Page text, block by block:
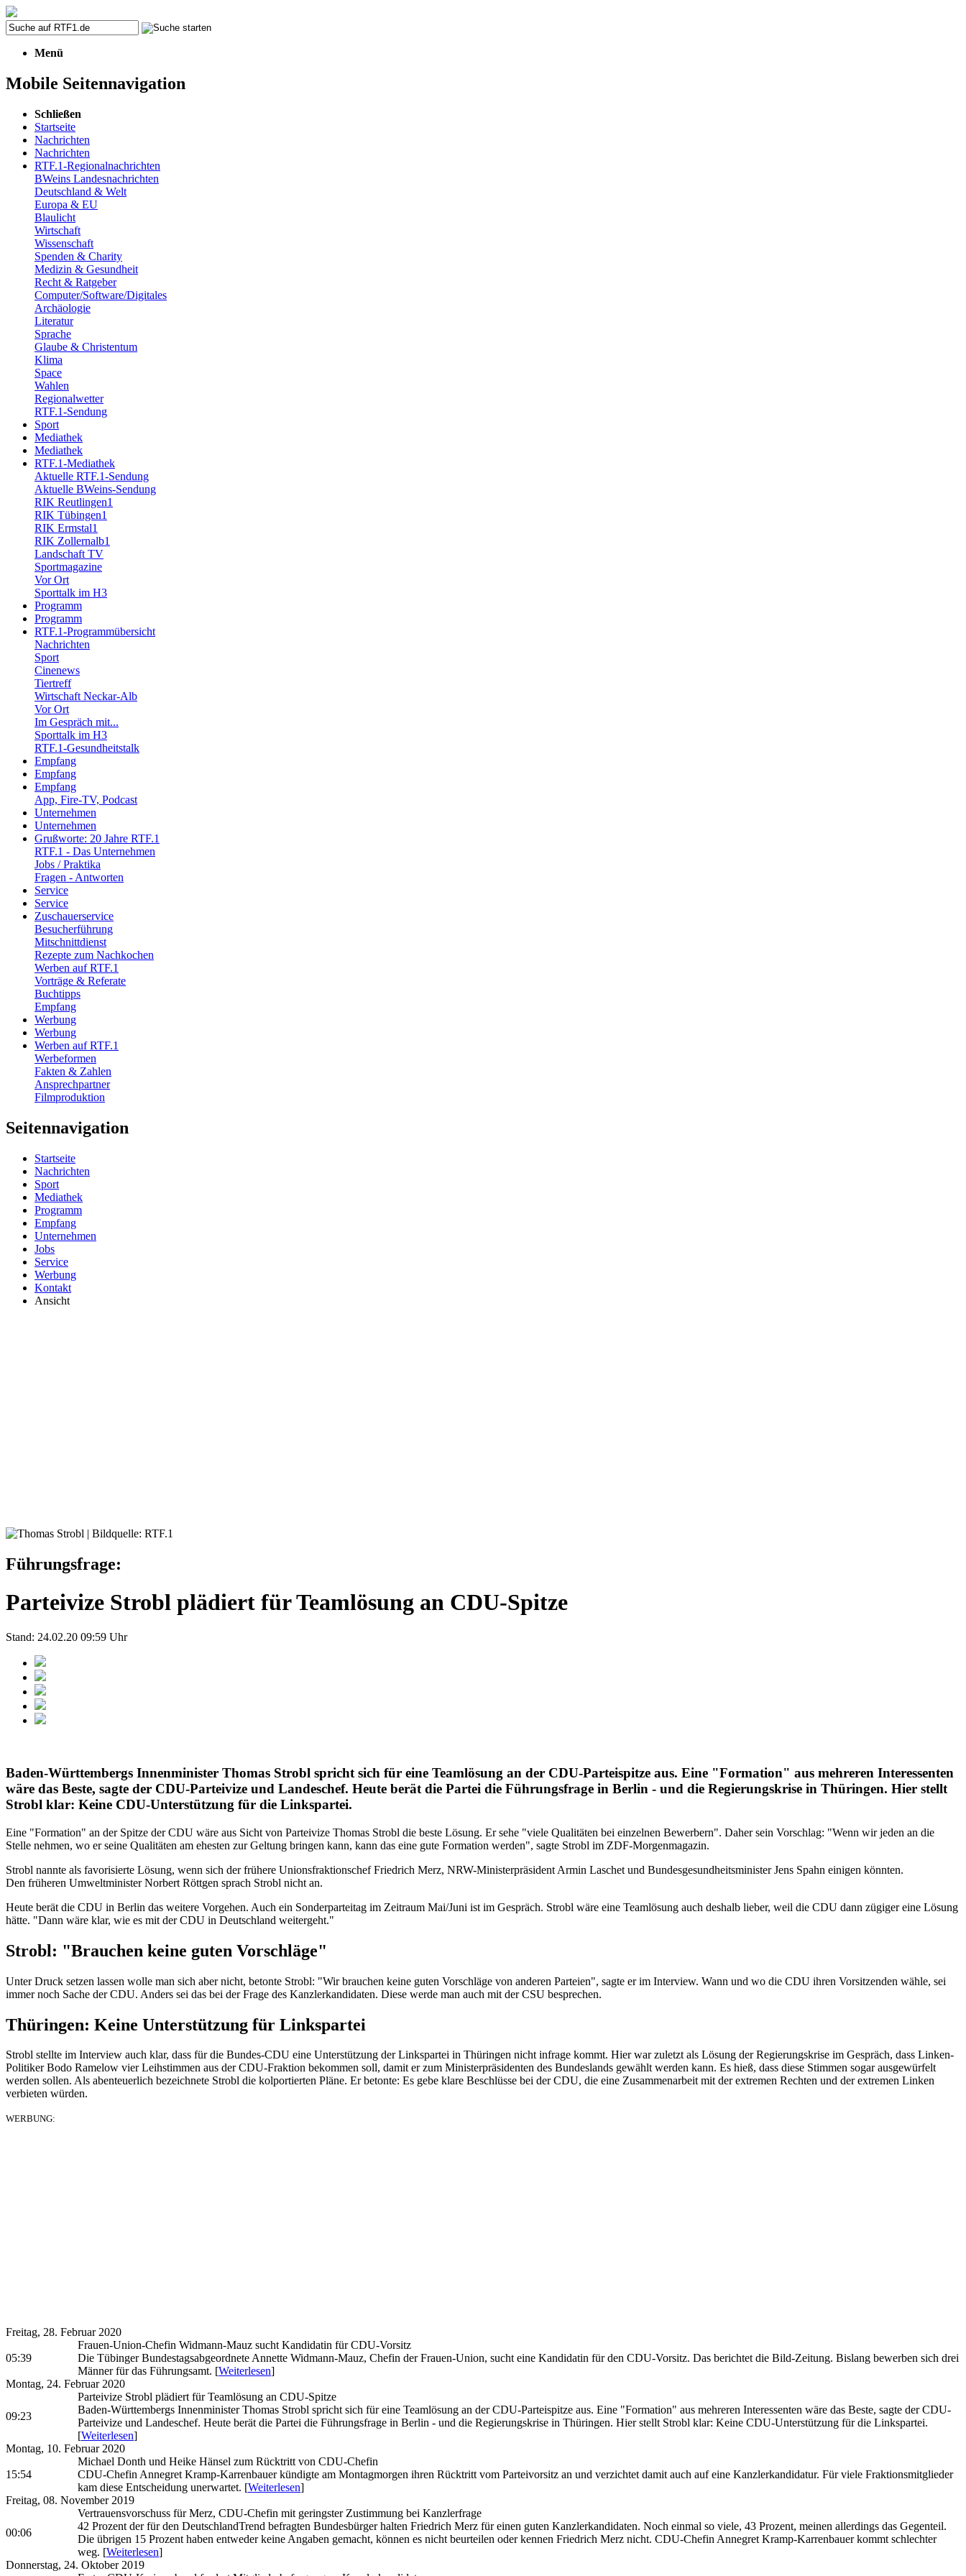
Menü
Mobile Seitennavigation
Schließen
Startseite
Nachrichten
Nachrichten
RTF.1-Regionalnachrichten
BWeins Landesnachrichten
Deutschland & Welt
Europa & EU
Blaulicht
Wirtschaft
Wissenschaft
Spenden & Charity
Medizin & Gesundheit
Recht & Ratgeber
Computer/Software/Digitales
Archäologie
Literatur
Sprache
Glaube & Christentum
Klima
Space
Wahlen
Regionalwetter
RTF.1-Sendung
Sport
Mediathek
Mediathek
RTF.1-Mediathek
Aktuelle RTF.1-Sendung
Aktuelle BWeins-Sendung
RIK Reutlingen1
RIK Tübingen1
RIK Ermstal1
RIK Zollernalb1
Landschaft TV
Sportmagazine
Vor Ort
Sporttalk im H3
Programm
Programm
RTF.1-Programmübersicht
Nachrichten
Sport
Cinenews
Tiertreff
Wirtschaft Neckar-Alb
Vor Ort
Im Gespräch mit...
Sporttalk im H3
RTF.1-Gesundheitstalk
Empfang
Empfang
Empfang
App, Fire-TV, Podcast
Unternehmen
Unternehmen
Grußworte: 20 Jahre RTF.1
RTF.1 - Das Unternehmen
Jobs / Praktika
Fragen - Antworten
Service
Service
Zuschauerservice
Besucherführung
Mitschnittdienst
Rezepte zum Nachkochen
Werben auf RTF.1
Vorträge & Referate
Buchtipps
Empfang
Werbung
Werbung
Werben auf RTF.1
Werbeformen
Fakten & Zahlen
Ansprechpartner
Filmproduktion
Seitennavigation
Startseite
Nachrichten
Sport
Mediathek
Programm
Empfang
Unternehmen
Jobs
Service
Werbung
Kontakt
Ansicht
Führungsfrage:
Parteivize Strobl plädiert für Teamlösung an CDU-Spitze
Stand: 24.02.20 09:59 Uhr
Baden-Württembergs Innenminister Thomas Strobl spricht sich für eine Teamlösung an der CDU-Parteispitze aus. Eine "Formation" aus mehreren Interessenten
wäre das Beste, sagte der CDU-Parteivize und Landeschef. Heute berät die Partei die Führungsfrage in Berlin - und die Regierungskrise in Thüringen. Hier stellt
Strobl klar: Keine CDU-Unterstützung für die Linkspartei.
Eine "Formation" an der Spitze der CDU wäre aus Sicht von Parteivize Thomas Strobl die beste Lösung. Er sehe "viele Qualitäten bei einzelnen Bewerbern". Daher sein Vorschlag: "Wenn wir jeden an die
Stelle nehmen, wo er seine Qualitäten am ehesten zur Geltung bringen kann, kann das eine gute Formation werden", sagte Strobl im ZDF-Morgenmagazin.
Strobl nannte als favorisierte Lösung, wenn sich der frühere Unionsfraktionschef Friedrich Merz, NRW-Ministerpräsident Armin Laschet und Bundesgesundheitsminister Jens Spahn einigen könnten.
Den früheren Umweltminister Norbert Röttgen sprach Strobl nicht an.
Heute berät die CDU in Berlin das weitere Vorgehen. Auch ein Sonderparteitag im Zeitraum Mai/Juni ist im Gespräch. Strobl wäre eine Teamlösung auch deshalb lieber, weil die CDU dann zügiger eine Lösung
hätte. "Dann wäre klar, wie es mit der CDU in Deutschland weitergeht."
Strobl: "Brauchen keine guten Vorschläge"
Unter Druck setzen lassen wolle man sich aber nicht, betonte Strobl: "Wir brauchen keine guten Vorschläge von anderen Parteien", sagte er im Interview. Wann und wo die CDU ihren Vorsitzenden wähle, sei
immer noch Sache der CDU. Anders sei das bei der Frage des Kanzlerkandidaten. Diese werde man auch mit der CSU besprechen.
Thüringen: Keine Unterstützung für Linkspartei
Strobl stellte im Interview auch klar, dass für die Bundes-CDU eine Unterstützung der Linkspartei in Thüringen nicht infrage kommt. Hier war zuletzt als Lösung der Regierungskrise im Gespräch, dass Linken-
Politiker Bodo Ramelow vier Leihstimmen aus der CDU-Fraktion bekommen soll, damit er zum Ministerpräsidenten des Bundeslands gewählt werden kann. Es hieß, dass diese Stimmen sogar ausgewürfelt
werden sollen. Als abenteuerlich bezeichnete Strobl die kolportierten Pläne. Er betonte: Es gebe klare Beschlüsse bei der CDU, die eine Zusammenarbeit mit der extremen Rechten und der extremen Linken
verbieten würden.
WERBUNG:
Freitag, 28. Februar 2020
05:39
Frauen-Union-Chefin Widmann-Mauz sucht Kandidatin für CDU-Vorsitz
Die Tübinger Bundestagsabgeordnete Annette Widmann-Mauz, Chefin der Frauen-Union, sucht eine Kandidatin für den CDU-Vorsitz. Das berichtet die Bild-Zeitung. Bislang bewerben sich drei
Männer für das Führungsamt. [Weiterlesen]
Montag, 24. Februar 2020
09:23
Parteivize Strobl plädiert für Teamlösung an CDU-Spitze
Baden-Württembergs Innenminister Thomas Strobl spricht sich für eine Teamlösung an der CDU-Parteispitze aus. Eine "Formation" aus mehreren Interessenten wäre das Beste, sagte der CDU-
Parteivize und Landeschef. Heute berät die Partei die Führungsfrage in Berlin - und die Regierungskrise in Thüringen. Hier stellt Strobl klar: Keine CDU-Unterstützung für die Linkspartei.
[Weiterlesen]
Montag, 10. Februar 2020
15:54
Michael Donth und Heike Hänsel zum Rücktritt von CDU-Chefin
CDU-Chefin Annegret Kramp-Karrenbauer kündigte am Montagmorgen ihren Rücktritt vom Parteivorsitz an und verzichtet damit auch auf eine Kanzlerkandidatur. Für viele Fraktionsmitglieder
kam diese Entscheidung unerwartet. [Weiterlesen]
Freitag, 08. November 2019
00:06
Vertrauensvorschuss für Merz, CDU-Chefin mit geringster Zustimmung bei Kanzlerfrage
42 Prozent der für den DeutschlandTrend befragten Bundesbürger halten Friedrich Merz für einen guten Kanzlerkandidaten. Noch einmal so viele, 43 Prozent, meinen allerdings das Gegenteil.
Die übrigen 15 Prozent haben entweder keine Angaben gemacht, können es nicht beurteilen oder kennen Friedrich Merz nicht. CDU-Chefin Annegret Kramp-Karrenbauer kommt schlechter
weg. [Weiterlesen]
Donnerstag, 24. Oktober 2019